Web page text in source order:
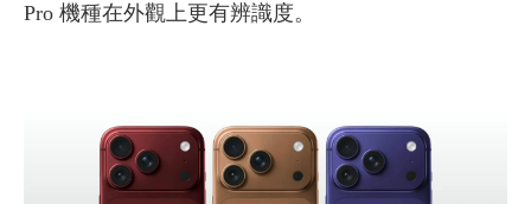
Pro 機種在外觀上更有辨識度。